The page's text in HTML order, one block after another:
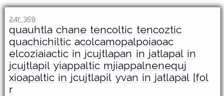
24r 359
quauhtla chane tencoltic tencoztic
quachichiltic acolcamopalpoiaoac
elcoziaiactic in jcujtlapan in jatlapal in
jcujtlapil yiappaltic mjiappalnenequj
xioapaltic in jcujtlapil yvan in jatlapal [fol
r